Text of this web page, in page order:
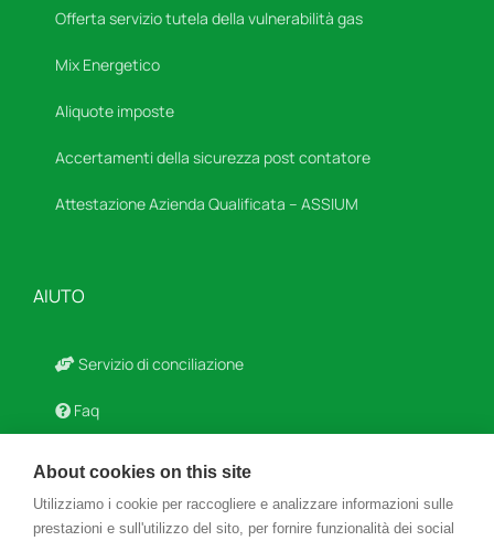
Offerta servizio tutela della vulnerabilità gas
Mix Energetico
Aliquote imposte
Accertamenti della sicurezza post contatore
Attestazione Azienda Qualificata – ASSIUM
AIUTO
Servizio di conciliazione
Faq
Agevolazioni Fiscali
About cookies on this site
Utilizziamo i cookie per raccogliere e analizzare informazioni sulle
prestazioni e sull'utilizzo del sito, per fornire funzionalità dei social